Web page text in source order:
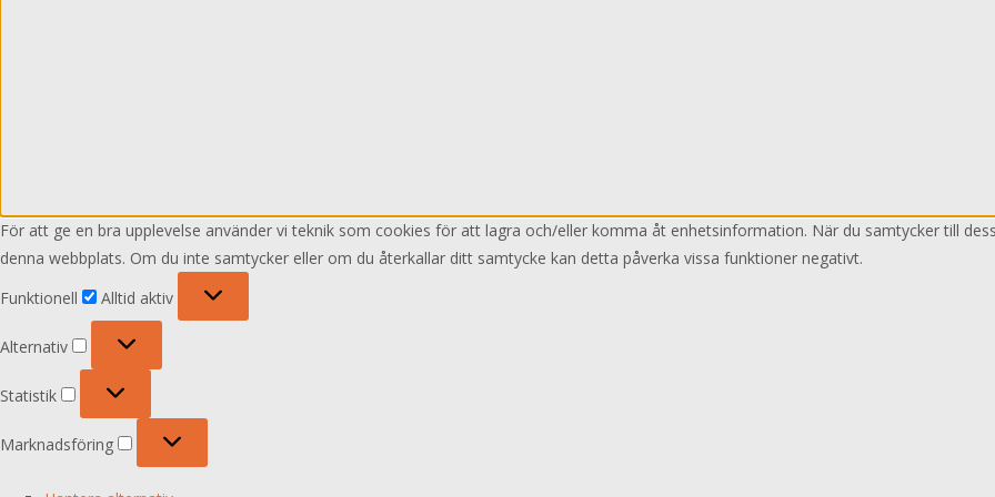
För att ge en bra upplevelse använder vi teknik som cookies för att lagra och/eller komma åt enhetsinformation. När du samtycker till
denna webbplats. Om du inte samtycker eller om du återkallar ditt samtycke kan detta påverka vissa funktioner negativt.
Funktionell
Alltid aktiv
Alternativ
Alternativ
Statistik
Statistik
Marknadsföring
Marknadsföring